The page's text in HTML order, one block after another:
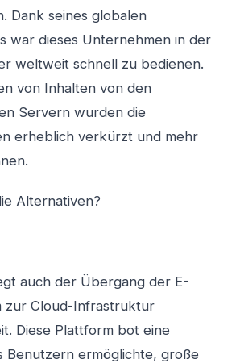
Dank seines globalen
war dieses Unternehmen in der
weltweit schnell zu bedienen.
von Inhalten von den
Servern wurden die
erheblich verkürzt und mehr
Alternativen?
auch der Übergang der E-
zur Cloud-Infrastruktur
Diese Plattform bot eine
Benutzern ermöglichte, große